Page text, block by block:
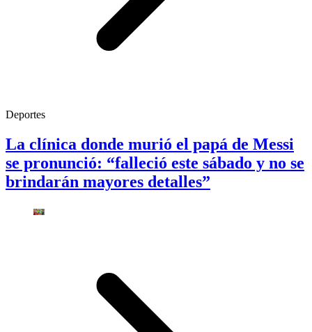
Deportes
La clínica donde murió el papá de Messi
se pronunció: “falleció este sábado y no se
brindarán mayores detalles”